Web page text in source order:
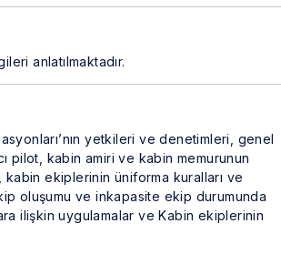
anlatılmaktadır.
yetkileri ve denetimleri, genel
pilot, kabin amiri ve kabin memurunun
ekiplerinin üniforma kuralları ve
oluşumu ve inkapasite ekip durumunda
ilişkin uygulamalar ve Kabin ekiplerinin